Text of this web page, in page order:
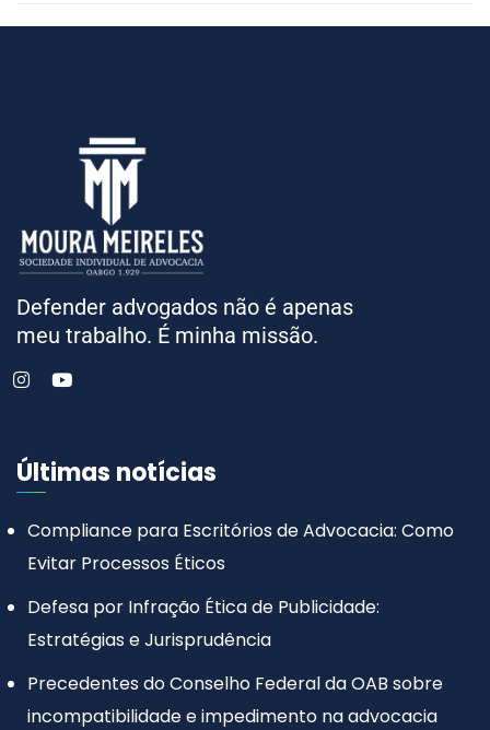
Defender advogados não é apenas
meu trabalho. É minha missão.
Últimas notícias
Compliance para Escritórios de Advocacia: Como
Evitar Processos Éticos
Defesa por Infração Ética de Publicidade:
Estratégias e Jurisprudência
Precedentes do Conselho Federal da OAB sobre
incompatibilidade e impedimento na advocacia